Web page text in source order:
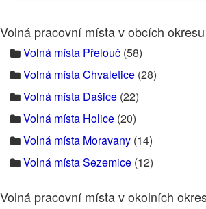
Volná pracovní místa v obcích
Volná místa Přelouč (58)
Volná místa Chvaletice (28)
Volná místa Dašice (22)
Volná místa Holice (20)
Volná místa Moravany (14)
Volná místa Sezemice (12)
Volná pracovní místa v okolních